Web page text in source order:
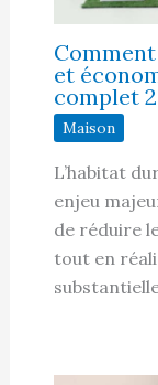
et
complet
Maison
L’habitat
enjeu
de réduire
tout en